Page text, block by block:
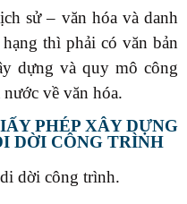
sử – văn hóa và danh
thì phải có văn bản
dựng và quy mô công
về văn hóa.
PHÉP XÂY DỰNG
DỜI CÔNG TRÌNH
dời công trình.